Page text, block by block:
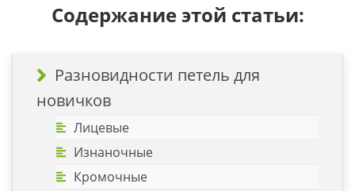
Содержание этой статьи:
Разновидности петель для
новичков
Лицевые
Изнаночные
Кромочные